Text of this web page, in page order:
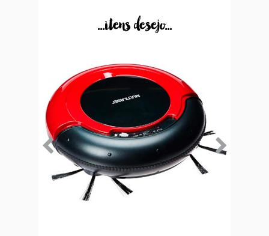
...itens desejo...